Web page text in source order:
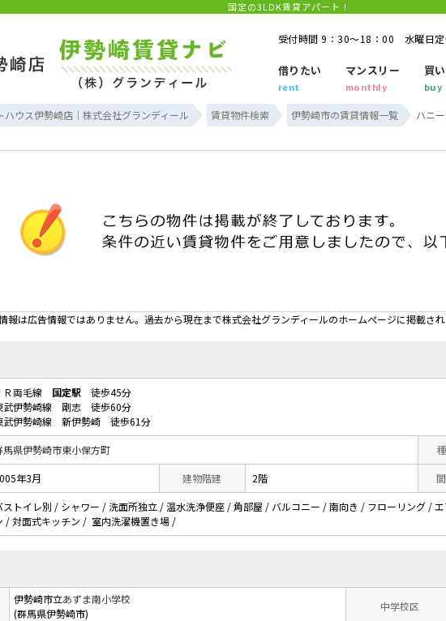
国定の3LDK賃貸アパート！
受付時間 9：30～18：00 水曜日
借りたい
rent
マンスリー
monthly
買
buy
ウス伊勢崎店｜株式会社グランディール 賃貸物件検索 伊勢崎市の賃貸情報一覧 ハニ
報は広告情報ではありません。過去から現在まで株式会社グランディールのホームぺージに掲載さ
Ｒ両毛線 国定駅徒歩45分
武伊勢崎線 剛志 徒歩60分
武伊勢崎線 新伊勢崎 徒歩61分
馬県伊勢崎市東小保方町
年3月 建物階建 2階
ストイレ別 / シャワー / 洗面所独立 / 温水洗浄便座 / 角部屋 / バルコニー / 南向き / フローリング /
/ 対面式キッチン / 室内洗濯機置き場 /
伊勢崎市立あずま南小学校
(群馬県伊勢崎市)
中学校区